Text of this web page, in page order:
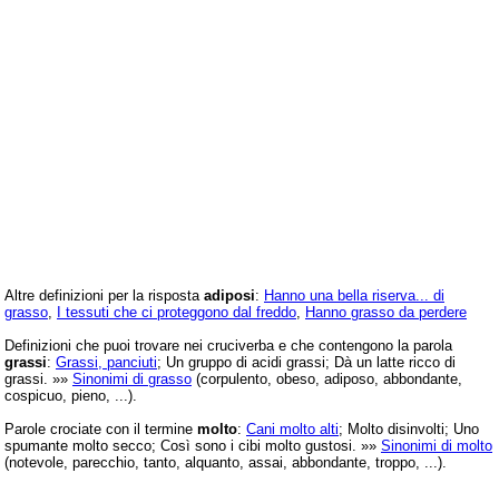
Altre definizioni per la risposta adiposi: Hanno una bella riserva... di
grasso I tessuti che ci proteggono dal freddo Hanno grasso da perdere
Definizioni che puoi trovare nei cruciverba e che contengono la parola
grassi: Grassi, panciuti; Un gruppo di acidi grassi; Dà un latte ricco di
grassi. »» Sinonimi di grasso (corpulento, obeso, adiposo, abbondante,
cospicuo, pieno, ...).
Parole crociate con il termine molto: Cani molto alti; Molto disinvolti; Uno
spumante molto secco; Così sono i cibi molto gustosi. »» Sinonimi di molto
(notevole, parecchio, tanto, alquanto, assai, abbondante, troppo, ...).